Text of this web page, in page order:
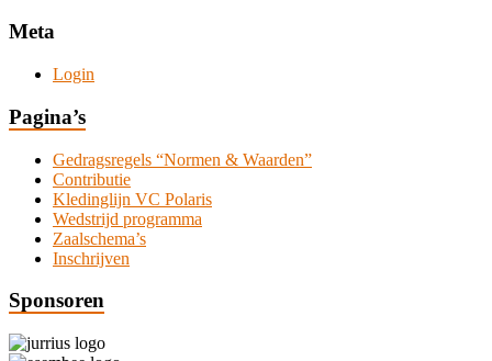
Meta
Login
Pagina’s
Gedragsregels “Normen & Waarden”
Contributie
Kledinglijn VC Polaris
Wedstrijd programma
Zaalschema’s
Inschrijven
Sponsoren